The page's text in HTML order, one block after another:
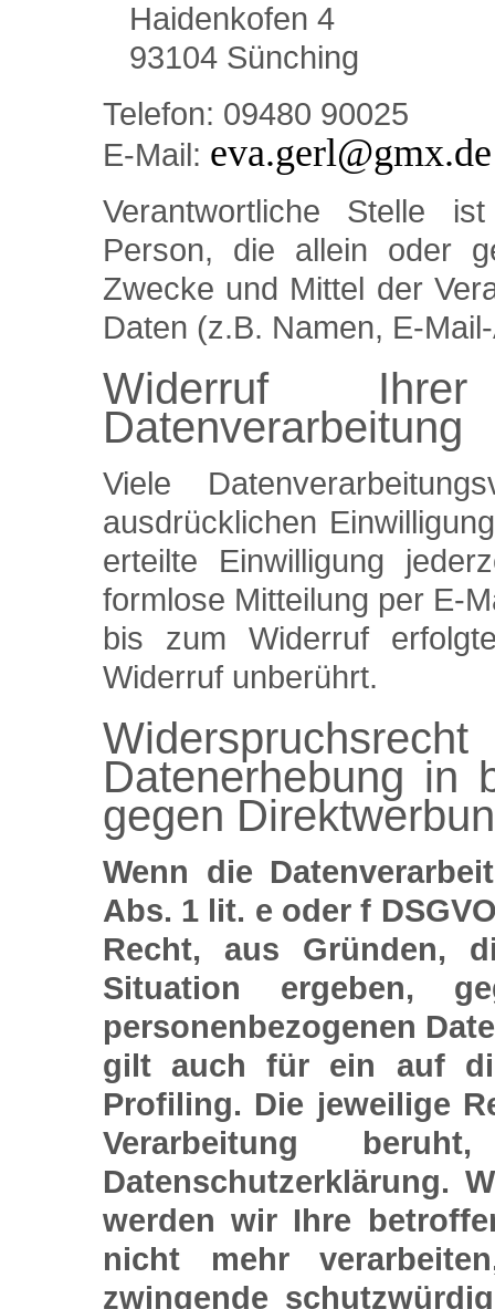
Haidenkofen 4
93104 Sünching
Telefon: 09480 90025
E-Mail: eva.gerl@gmx.de
Verantwortliche Stelle
Person, die allein oder
Zwecke und Mittel der
Daten (z.B. Namen, E-
Widerruf
Datenverarbeitung
Viele
ausdrücklichen
erteilte Einwilligung
formlose Mitteilung per E-
bis zum Widerruf
Widerruf unberührt.
Datenerhebung in
gegen
Wenn die
Abs. 1 lit. e oder f
Recht, aus Gründen,
Situation ergeben,
personenbezogenen
gilt auch für ein auf
Profiling. Die jeweilige
Verarbeitung
Datenschutzerklärung.
werden wir Ihre
nicht mehr
zwingende